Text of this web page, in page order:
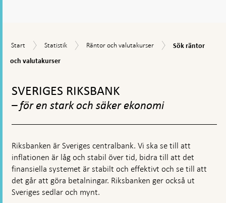
en
kommentarsruta
Start
Start Statistik
Statistik
Räntor
Räntor och valutakurser
Sök
Sök räntor
och valutakurser
toppnavigation
SVERIGES RIKSBANK
– för en stark och säker ekonomi
Riksbanken är Sveriges centralbank. Vi ska se till att
inflationen är låg och stabil över tid, bidra till att det
finansiella systemet är stabilt och effektivt och se till att
det går att göra betalningar. Riksbanken ger också ut
Sveriges sedlar och mynt.